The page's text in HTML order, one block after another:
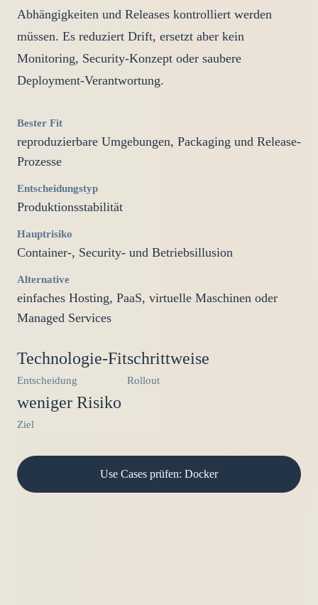
Abhängigkeiten und Releases kontrolliert werden
müssen. Es reduziert Drift, ersetzt aber kein
Monitoring, Security-Konzept oder saubere
Deployment-Verantwortung.
Bester Fit
reproduzierbare Umgebungen, Packaging und Release-
Prozesse
Entscheidungstyp
Produktionsstabilität
Hauptrisiko
Container-, Security- und Betriebsillusion
Alternative
einfaches Hosting, PaaS, virtuelle Maschinen oder
Managed Services
Technologie-Fit
Entscheidung
schrittweise
Rollout
weniger Risiko
Ziel
Use Cases prüfen: Docker